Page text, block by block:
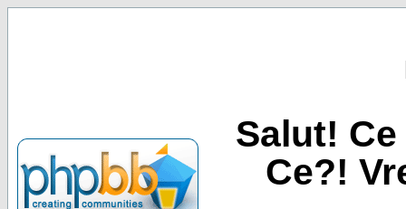
Salut!
Ce?!